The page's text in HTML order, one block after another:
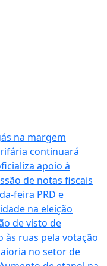
na margem
continuará
apoio à
de notas fiscais
feira PRD e
na eleição
de visto de
às ruas pela votação
no setor de